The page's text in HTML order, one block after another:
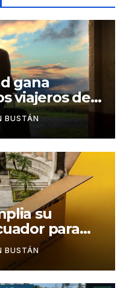
gana
viajeros de
BUSTÁN
su
para
de
BUSTÁN